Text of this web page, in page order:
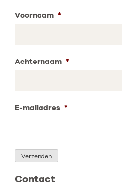
Contact
Voornaam *
Achternaam *
E-mailadres *
Verzenden